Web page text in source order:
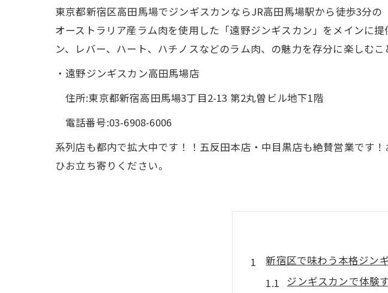
東京都新宿区高田馬場でジンギスカンならJR高田馬場駅から徒歩3分
オーストラリア産ラム肉を使用した「遠野ジンギスカン」をメインに
ン、レバー、ハート、ハチノスなどのラム肉、の魅力を存分に楽しむこ
・遠野ジンギスカン高田馬場店
住所:東京都新宿高田馬場3丁目2-13 第2丸曽ビル地下1階
電話番号:03-6908-6006
系列店も都内で拡大中です！！五反田本店・中目黒店も絶賛営業です
ひお立ち寄りください。
新宿区で味わう本格ジン
ジンギスカンで体験